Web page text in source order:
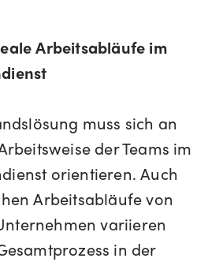
Arbeitsabläufe im
muss sich an
der Teams im
orientieren. Auch
Arbeitsabläufe von
variieren
in der